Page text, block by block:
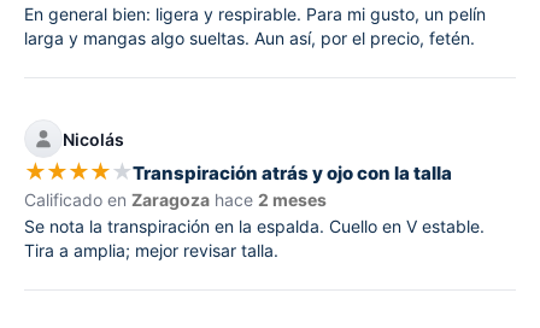
En general bien: ligera y respirable. Para mi gusto, un pelín
larga y mangas algo sueltas. Aun así, por el precio, fetén.
Nicolás
★★★★★Transpiración atrás y ojo con la talla
Calificado en Zaragoza hace 2 meses
Se nota la transpiración en la espalda. Cuello en V estable.
Tira a amplia; mejor revisar talla.